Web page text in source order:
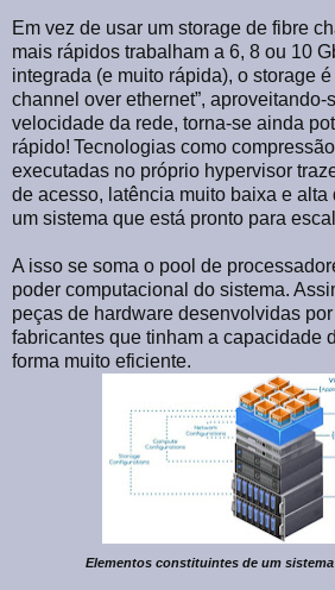
Em vez de usar um storage de fibre
mais rápidos trabalham a 6, 8 ou 10
integrada (e muito rápida), o storage
channel over ethernet”, aproveitando-
velocidade da rede, torna-se ainda
rápido! Tecnologias como
executadas no próprio hypervisor
de acesso, latência muito baixa e
um sistema que está pronto para
A isso se soma o pool de
poder computacional do sistema.
peças de hardware desenvolvidas
fabricantes que tinham a capacidade
forma muito eficiente.
Elementos constituintes de um